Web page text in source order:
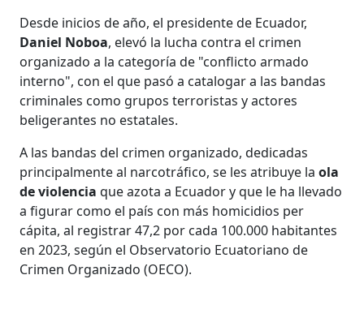
Desde inicios de año, el presidente de Ecuador,
Daniel Noboa, elevó la lucha contra el crimen
organizado a la categoría de "conflicto armado
interno", con el que pasó a catalogar a las bandas
criminales como grupos terroristas y actores
beligerantes no estatales.
A las bandas del crimen organizado, dedicadas
principalmente al narcotráfico, se les atribuye la ola
de violenciaque azota a Ecuador y que le ha llevado
a figurar como el país con más homicidios per
cápita, al registrar 47,2 por cada 100.000 habitantes
en 2023, según el Observatorio Ecuatoriano de
Crimen Organizado (OECO).